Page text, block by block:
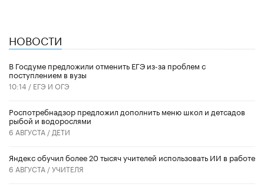
НОВОСТИ
В Госдуме предложили отменить ЕГЭ из-за проблем с
поступлением в вузы
10:14 / ЕГЭ И ОГЭ
Роспотребнадзор предложил дополнить меню школ и детсадов
рыбой и водорослями
6 АВГУСТА / ДЕТИ
​Яндекс обучил более 20 тысяч учителей использовать ИИ в работе
6 АВГУСТА /УЧИТЕЛЯ